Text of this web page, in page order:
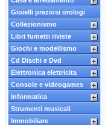
Gioielli preziosi orologi
Collezionismo
Libri fumetti riviste
Giochi e modellismo
Cd Dischi e Dvd
Elettronica elettricita
Console e videogames
Informatica
Strumenti musicali
Immobiliare